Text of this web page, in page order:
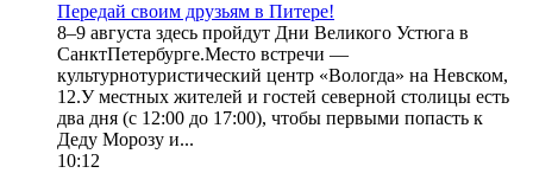
Передай своим друзьям в Питере!
8–9 августа здесь пройдут Дни Великого Устюга в
СанктПетербурге.Место встречи —
культурнотуристический центр «Вологда» на Невском,
12.У местных жителей и гостей северной столицы есть
два дня (с 12:00 до 17:00), чтобы первыми попасть к
Деду Морозу и...
10:12